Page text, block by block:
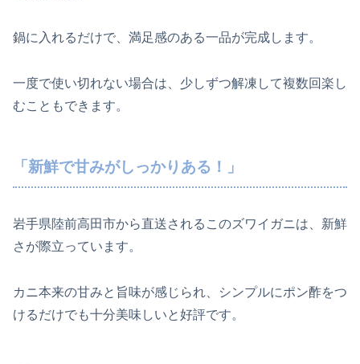
鍋に入れるだけで、満足感のある一品が完成します。
一度で使い切れない場合は、少しずつ解凍して複数回楽し
むこともできます。
「新鮮で甘みがしっかりある！」
岩手県陸前高田市から直送されるこのズワイガニは、新鮮
さが際立っています。
カニ本来の甘みと旨味が感じられ、シンプルにポン酢をつ
けるだけでも十分美味しいと好評です。